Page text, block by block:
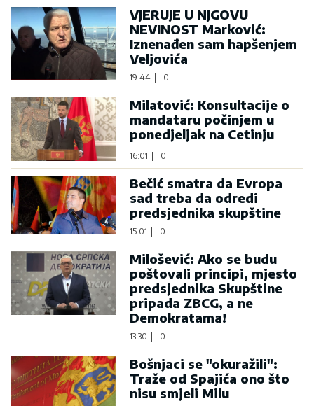
VJERUJE U NJGOVU
NEVINOST Marković:
Iznenađen sam hapšenjem
Veljovića
19:44 0
Milatović: Konsultacije o
mandataru počinjem u
ponedjeljak na Cetinju
16:01 0
Bečić smatra da Evropa
sad treba da odredi
predsjednika skupštine
15:01 0
Milošević: Ako se budu
poštovali principi, mjesto
predsjednika Skupštine
pripada ZBCG, a ne
Demokratama!
13:30 0
Bošnjaci se "okuražili":
Traže od Spajića ono što
nisu smjeli Milu